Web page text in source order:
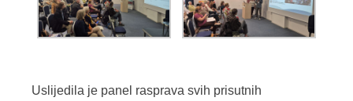
Uslijedila je panel rasprava svih prisutnih